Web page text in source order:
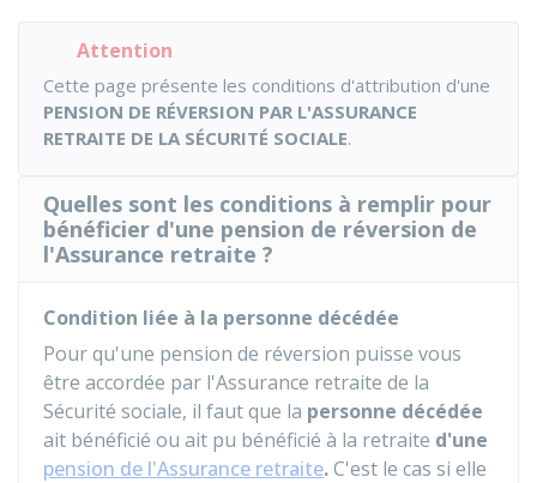
Attention
Cette page présente les conditions d'attribution d'une
PENSION DE RÉVERSION PAR L'ASSURANCE
RETRAITE DE LA SÉCURITÉ SOCIALE.
Quelles sont les conditions à remplir pour
bénéficier d'une pension de réversion de
l'Assurance retraite ?
Condition liée à la personne décédée
Pour qu'une pension de réversion puisse vous
être accordée par l'Assurance retraite de la
Sécurité sociale, il faut que la personne décédée
ait bénéficié ou ait pu bénéficié à la retraite d'une
pension de l'Assurance retraite.C'est le cas si elle